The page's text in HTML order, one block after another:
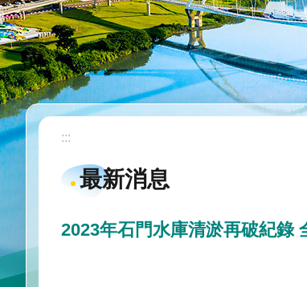
:::
最新消息
2023年石門水庫清淤再破紀錄